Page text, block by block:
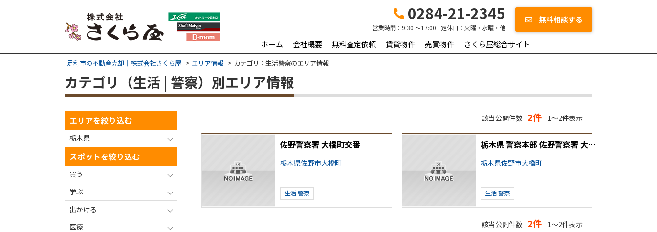
0284-21-2345
営業時間： 9:30 ～17:00 定休日： 火曜・水曜・他
無料相談する
ホーム 会社概要 無料査定依頼 賃貸物件 売買物件 さくら屋総合サイト
足利市の不動産売却｜株式会社さくら屋 エリア情報 カテゴリ：生活警察のエリア情報
カテゴリ（生活 | 警察）別エリア情報
該当公開件数 2件 1～2件表示
佐野警察署 大橋町交番
栃木県佐野市大橋町
生活警察
栃木県 警察本部 佐野警察署 大橋町交番
栃木県佐野市大橋町
生活警察
該当公開件数 2件 1～2件表示
エリアを絞り込む
栃木県
スポットを絞り込む
買う
学ぶ
出かける
医療